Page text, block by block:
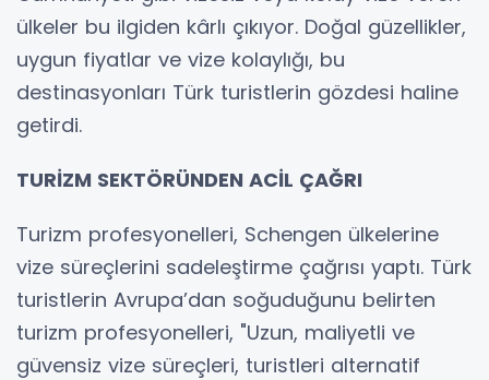
ülkeler bu ilgiden kârlı çıkıyor. Doğal güzellikler,
uygun fiyatlar ve vize kolaylığı, bu
destinasyonları Türk turistlerin gözdesi haline
getirdi.
TURİZM SEKTÖRÜNDEN ACİL ÇAĞRI
Turizm profesyonelleri, Schengen ülkelerine
vize süreçlerini sadeleştirme çağrısı yaptı. Türk
turistlerin Avrupa’dan soğuduğunu belirten
turizm profesyonelleri, "Uzun, maliyetli ve
güvensiz vize süreçleri, turistleri alternatif